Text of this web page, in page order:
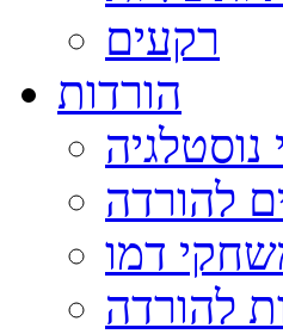
רקעים
הורדות
להורדה
דמו
להורדה